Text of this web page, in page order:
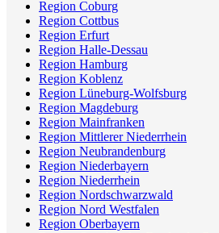
Region Coburg
Region Cottbus
Region Erfurt
Region Halle-Dessau
Region Hamburg
Region Koblenz
Region Lüneburg-Wolfsburg
Region Magdeburg
Region Mainfranken
Region Mittlerer Niederrhein
Region Neubrandenburg
Region Niederbayern
Region Niederrhein
Region Nordschwarzwald
Region Nord Westfalen
Region Oberbayern